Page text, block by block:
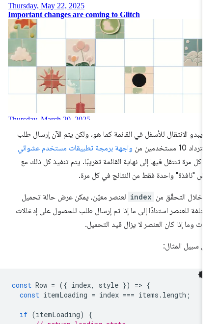
يبدو الانتقال للأسفل في القائمة كما هو، ولكن يتم الآن إرسال طلب
10 مستخدمين من
واجهة برمجة تطبيقات مستخدم عشوائي
كل مرة تنتقل فيها إلى نهاية القائمة تقريبًا. يتم تنفيذ كل ذلك مع
"نافذة" واحدة فقط من النتائج في كل مرة.
خلال التحقّق من index لعنصر معيّن، يمكن عرض حالة تحميل
للعنصر استنادًا إلى ما إذا تم إرسال طلب للحصول على إدخالات
وما إذا كان العنصر لا يزال قيد التحميل.
سبيل المثال:
const Row = ({ index, style }) =
const itemLoading = index === items.length
if (itemLoading